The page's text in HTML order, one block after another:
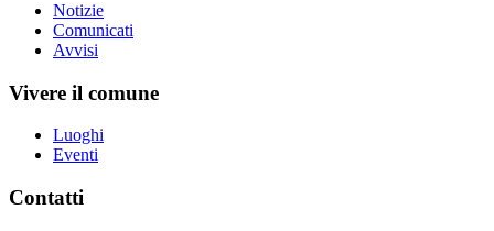
Notizie
Comunicati
Avvisi
Vivere il comune
Luoghi
Eventi
Contatti